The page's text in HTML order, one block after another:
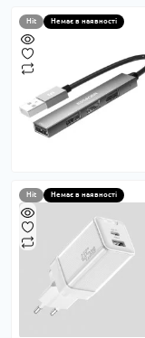
Hit Немає в наявності
Hit Немає в наявності